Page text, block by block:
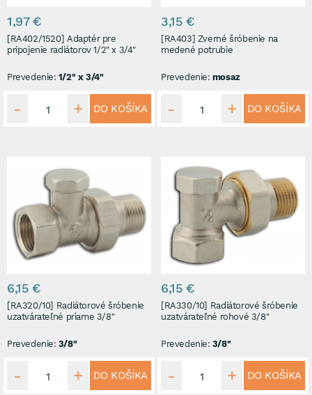
1,97 €
[RA402/1520] Adaptér pre
pripojenie radiátorov 1/2" x 3/4"
Prevedenie: 1/2" x 3/4"
DO KOŠÍKA
3,15 €
[RA403] Zverné šróbenie na
medené potrubie
Prevedenie: mosaz
DO KOŠÍKA
6,15 €
[RA320/10] Radiátorové šróbenie
uzatvárateľné priame 3/8"
Prevedenie: 3/8"
DO KOŠÍKA
6,15 €
[RA330/10] Radiátorové šróbenie
uzatvárateľné rohové 3/8"
Prevedenie: 3/8"
DO KOŠÍKA